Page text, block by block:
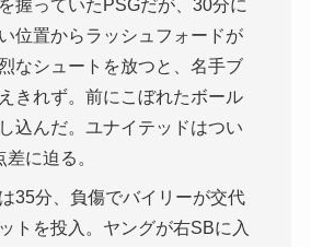
握っていたPSGだが、30分に
位置からラッシュフォードが
なシュートを放つと、名手ブ
きれず。前にこぼれたボール
込んだ。ユナイテッドはつい
に迫る。
35分、負傷でバイリーが交代
トを投入。ヤングが右SBに入